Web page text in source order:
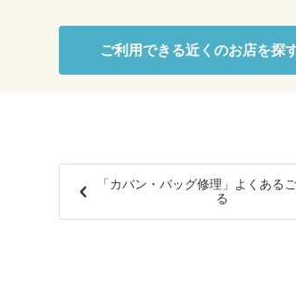
ご利用できる近くのお店を探
「カバン・バッグ修理」よくある
る